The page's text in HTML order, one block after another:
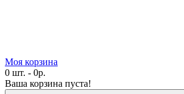
Моя корзина
0 шт. - 0р.
Ваша корзина пуста!